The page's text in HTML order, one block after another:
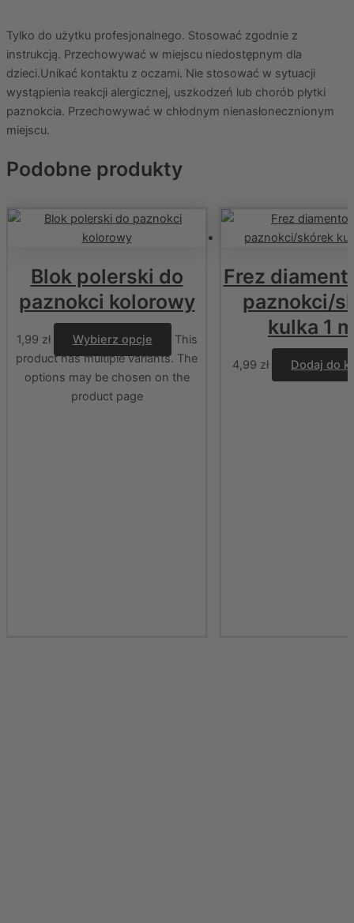
Tylko do użytku profesjonalnego. Stosować zgodnie z
instrukcją. Przechowywać w miejscu niedostępnym dla
dzieci.Unikać kontaktu z oczami. Nie stosować w sytuacji
wystąpienia reakcji alergicznej, uszkodzeń lub chorób płytki
paznokcia. Przechowywać w chłodnym nienasłonecznionym
miejscu.
Podobne produkty
Blok polerski do
paznokci kolorowy
1,99 zł Wybierz opcje
This
product has multiple variants. The
options may be chosen on the
product page
Frez
paznokci/
kulka 1
4,99 zł Dodaj do